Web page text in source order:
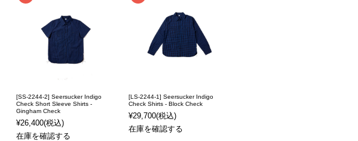
[SS-2244-2] Seersucker Indigo
Check Short Sleeve Shirts -
Gingham Check
¥26,400(税込)
在庫を確認する
[LS-2244-1] Seersucker Indigo
Check Shirts - Block Check
¥29,700(税込)
在庫を確認する